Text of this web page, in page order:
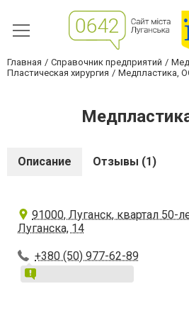
Главная Справочник предприятий
Пластическая хирургия
Медпластика,
Описание Отзывы (1)
91000, Луганск, квартал 50-
Луганска, 14
+380 (50) 977-62-89